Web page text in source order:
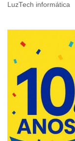
LuzTech informática